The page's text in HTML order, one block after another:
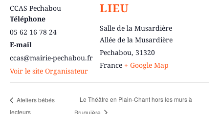
CCAS Pechabou
Téléphone
05 62 16 78 24
E-mail
ccas@mairie-pechabou.fr
Voir le site Organisateur
LIEU
Salle de la Musardière
Allée de la Musardière
Pechabou, 31320
France + Google Map
Ateliers bébés
lecteurs
Le Théâtre en Plain-Chant hors les murs à
Bruguière